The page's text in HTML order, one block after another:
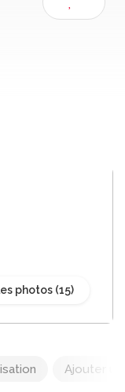
photos
Ajouter un